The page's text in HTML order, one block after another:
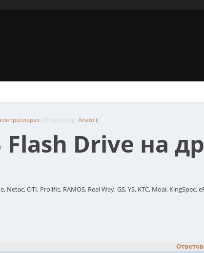
(Модератор: Anatolij)
Drive на
OTI, Prolific, RAMOS, Real Way, GS, YS, KTC, Moai, KingSpec,
Ответов